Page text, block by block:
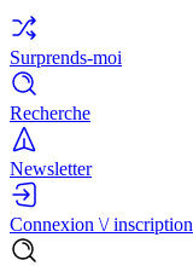
Surprends-moi
Recherche
Newsletter
Connexion \/ inscription